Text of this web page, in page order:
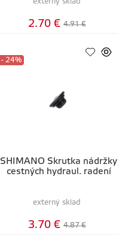
externý sklad
2.70 € 4.91 €
SHIMANO Skrutka nádržky
cestných hydraul. radení
- 24%
externý sklad
3.70 € 4.87 €